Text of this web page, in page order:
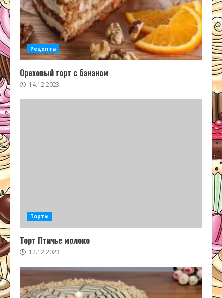
Рецепты
Ореховый торт с бананом
14.12.2023
Торты
Торт Птичье молоко
12.12.2023